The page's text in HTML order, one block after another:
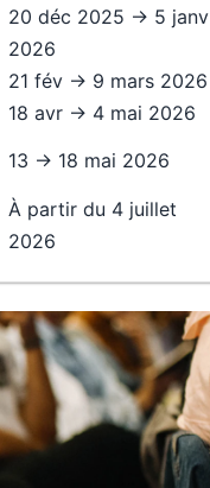
20 déc 2025 → 5 janv
2026
21 fév → 9 mars 2026
18 avr → 4 mai 2026
13 → 18 mai 2026
À partir du 4 juillet
2026